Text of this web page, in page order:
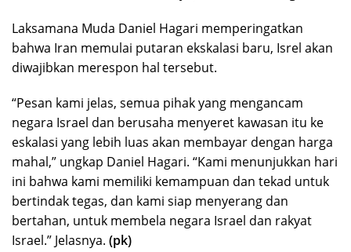
Laksamana Muda Daniel Hagari memperingatkan
bahwa Iran memulai putaran ekskalasi baru, Isrel akan
diwajibkan merespon hal tersebut.
“Pesan kami jelas, semua pihak yang mengancam
negara Israel dan berusaha menyeret kawasan itu ke
eskalasi yang lebih luas akan membayar dengan harga
mahal,” ungkap Daniel Hagari. “Kami menunjukkan hari
ini bahwa kami memiliki kemampuan dan tekad untuk
bertindak tegas, dan kami siap menyerang dan
bertahan, untuk membela negara Israel dan rakyat
Israel.” Jelasnya. (pk)